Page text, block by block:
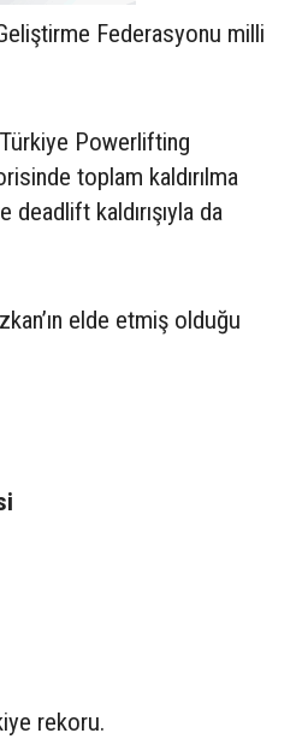
Federasyonu milli
Powerlifting
toplam kaldırılma
kaldırışıyla da
elde etmiş olduğu
rekoru.